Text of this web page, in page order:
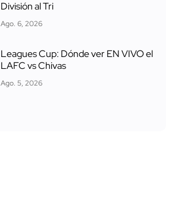
División al Tri
Ago. 6, 2026
Leagues Cup: Dónde ver EN VIVO el
LAFC vs Chivas
Ago. 5, 2026